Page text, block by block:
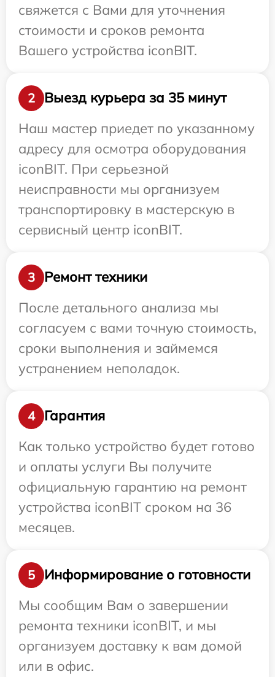
свяжется с Вами для уточнения
стоимости и сроков ремонта
Вашего устройства iconBIT.
2
Выезд курьера за 35 минут
Наш мастер приедет по указанному
адресу для осмотра оборудования
iconBIT. При серьезной
неисправности мы организуем
транспортировку в мастерскую в
сервисный центр iconBIT.
3
Ремонт техники
После детального анализа мы
согласуем с вами точную стоимость,
сроки выполнения и займемся
устранением неполадок.
4
Гарантия
Как только устройство будет готово
и оплаты услуги Вы получите
официальную гарантию на ремонт
устройства iconBIT сроком на 36
месяцев.
5
Информирование о готовности
Мы сообщим Вам о завершении
ремонта техники iconBIT, и мы
организуем доставку к вам домой
или в офис.